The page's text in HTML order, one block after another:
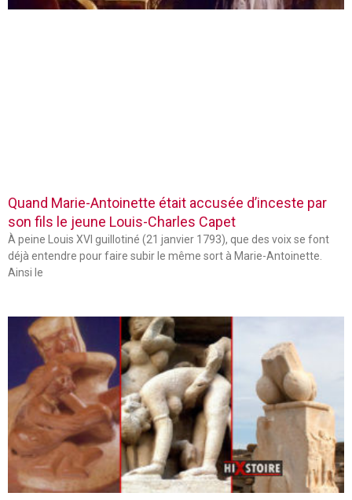
Quand Marie-Antoinette était accusée d’inceste par
son fils le jeune Louis-Charles Capet
À peine Louis XVI guillotiné (21 janvier 1793), que des voix se font
déjà entendre pour faire subir le même sort à Marie-Antoinette.
Ainsi le